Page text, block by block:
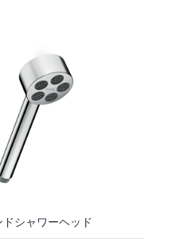
シャワーヘッド